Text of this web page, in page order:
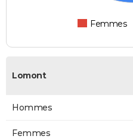
Femmes
Lomont
Hommes
Femmes